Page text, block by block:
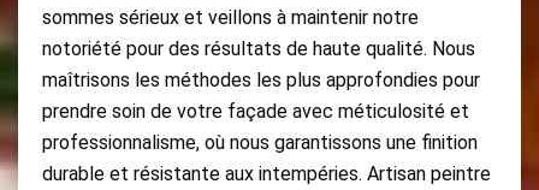
sommes sérieux et veillons à maintenir notre
notoriété pour des résultats de haute qualité. Nous
maîtrisons les méthodes les plus approfondies pour
prendre soin de votre façade avec méticulosité et
professionnalisme, où nous garantissons une finition
durable et résistante aux intempéries. Artisan peintre